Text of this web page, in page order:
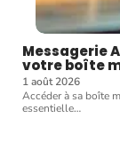
Messagerie
votre boîte
1 août 2026
Accéder à sa boîte
essentielle…